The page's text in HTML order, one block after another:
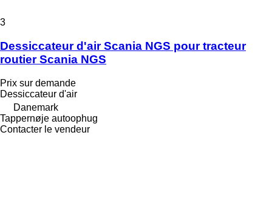
3
Dessiccateur d'air Scania NGS pour tracteur
routier Scania NGS
Prix sur demande
Dessiccateur d'air
Danemark
Tappernøje autoophug
Contacter le vendeur